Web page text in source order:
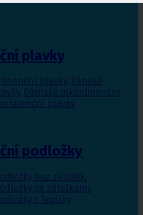
plavky
plavky, Pánské
, Dámské inkontinenční
plavky
podložky
bez záložek,
se záložkami,
s lepítky